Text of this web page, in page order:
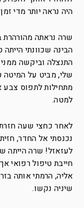
היה נראה יותר מדי
שרה נראתה מהורהרת
הבינה שכוונתי
התנצלה וביקשה
שלי, מביט על המיטה
מתחילות לתפוס צבע
למטה.
לאחר כחצי שעה
נכנסתי אל החדר,
לעזאזל! שרה הייתה
חייבת טיפול רפואי
אליה, הרמתי אותה
שיניה נקשו.